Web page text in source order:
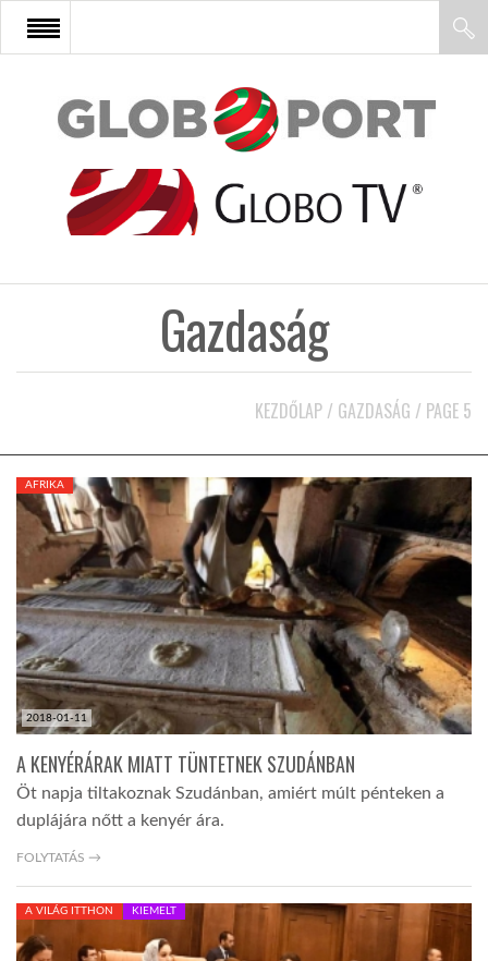
FŐOLDAL
AFRIKA
KÖZEL-KELET
AUSZTRÁLIA
A VILÁG ITTHON
GLOBOTV BP
HÍR3D
Gazdaság
KEZDŐLAP / GAZDASÁG / PAGE 5
2018-01-11
AFRIKA
A KENYÉRÁRAK MIATT TÜNTETNEK SZUDÁNBAN
Öt napja tiltakoznak Szudánban, amiért múlt pénteken a
duplájára nőtt a kenyér ára.
FOLYTATÁS →
A VILÁG ITTHON KIEMELT